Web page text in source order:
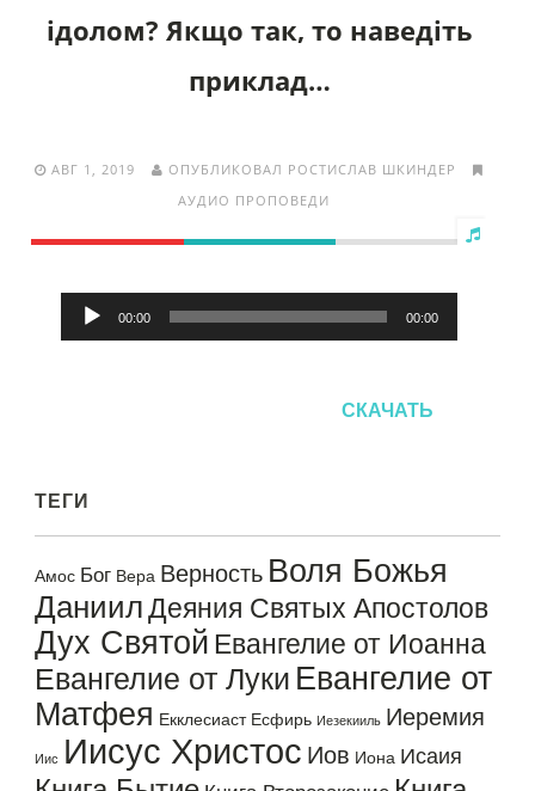
ідолом? Якщо так, то наведіть
приклад…
АВГ 1, 2019
ОПУБЛИКОВАЛ РОСТИСЛАВ ШКИНДЕР
АУДИО ПРОПОВЕДИ
Аудиоплеер
00:00 00:00
СКАЧАТЬ
ТЕГИ
Амос Бог Вера Верность Воля Божья
ДаниилДеяния Святых Апостолов
Дух Святой Евангелие от Иоанна
Евангелие от Луки Евангелие от
Матфея Екклесиаст Есфирь Иезекииль Иеремия
Иис Иисус Христос Иов Иона Исаия